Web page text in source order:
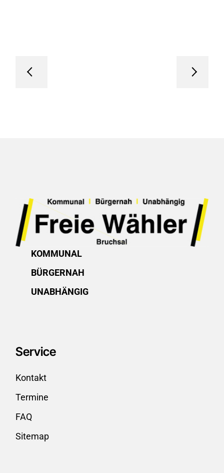
KOMMUNAL
BÜRGERNAH
UNABHÄNGIG
Service
Kontakt
Termine
FAQ
Sitemap